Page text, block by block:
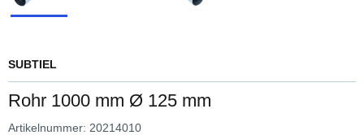
SUBTIEL
Rohr 1000 mm Ø 125 mm
Artikelnummer: 20214010